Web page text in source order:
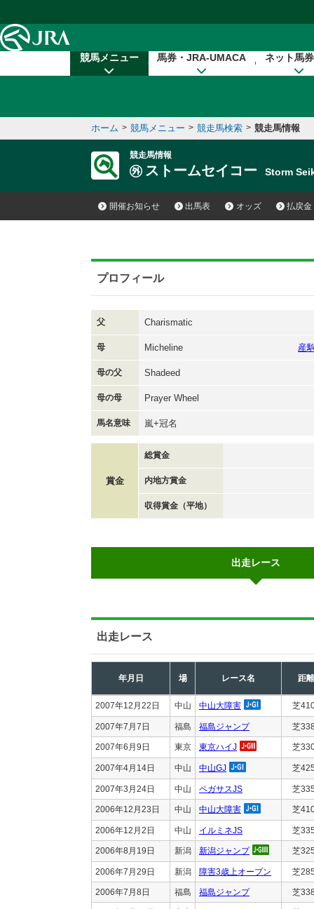
競馬メニュー 馬券・JRA-UMACA ネット馬
ホーム > 競馬メニュー > 競走馬検索 > 競走馬情報
競走馬情報
ストームセイコー Storm
開催お知らせ 出馬表 オッズ 払戻金
プロフィール
父 Charismatic
母 Micheline 産
母の父 Shadeed
母の母 Prayer Wheel
馬名意味 嵐+冠名
賞金
総賞金
内地方賞金
収得賞金（平地）
出走レース
出走レース
年月日 場 レース名 距離
2007年12月22日 中山 中山大障害 芝
2007年7月7日 福島 福島ジャンプ 芝
2007年6月9日 東京 東京ハイJ 芝
2007年4月14日 中山 中山GJ 芝
2007年3月24日 中山 ペガサスJS 芝
2006年12月23日 中山 中山大障害 芝
2006年12月2日 中山 イルミネJS 芝
2006年8月19日 新潟 新潟ジャンプ 芝
2006年7月29日 新潟 障害3歳上オープン 芝
2006年7月8日 福島 福島ジャンプ 芝